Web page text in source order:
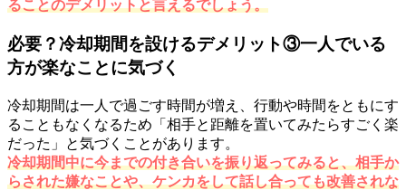
ることのデメリットと言えるでしょう。
必要？冷却期間を設けるデメリット③一人でいる
方が楽なことに気づく
冷却期間は一人で過ごす時間が増え、行動や時間をともにす
ることもなくなるため「相手と距離を置いてみたらすごく楽
だった」と気づくことがあります。
冷却期間中に今までの付き合いを振り返ってみると、相手か
らされた嫌なことや、ケンカをして話し合っても改善されな